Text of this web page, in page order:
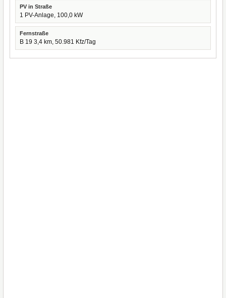
PV in Straße
1 PV-Anlage, 100,0 kW
Fernstraße
B 19 3,4 km, 50.981 Kfz/Tag